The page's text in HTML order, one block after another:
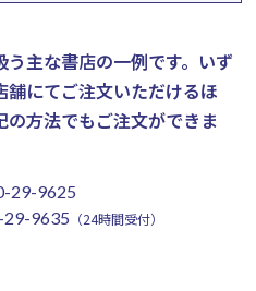
主な書店の一例です。 いず
にてご注文いただけるほ
方法でもご注文ができま
29-9625
9635 （24時間受付）